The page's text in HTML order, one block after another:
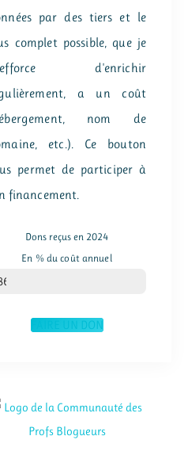
par des tiers et le
complet possible, que je
d'enrichir
a un coût
nom de
etc.). Ce bouton
permet de participer à
financement.
Dons reçus en 2024
En % du coût annuel
du coût annuel
FAIRE UN DON